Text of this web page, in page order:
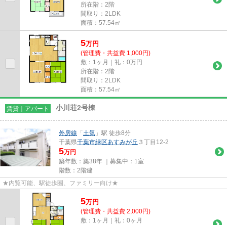
所在階：2階
間取り：2LDK
面積：57.54㎡
5万円
(管理費・共益費 1,000円)
敷：1ヶ月｜礼：0万円
所在階：2階
間取り：2LDK
面積：57.54㎡
賃貸｜アパート 小川荘2号棟
外房線 「 土気 」駅 徒歩8分
千葉県千葉市緑区あすみが丘 ３丁目12-2
5万円
築年数：築38年 ｜募集中： 1室
階数：2階建
★内覧可能、駅徒歩圏、ファミリー向け★
5万円
(管理費・共益費 2,000円)
敷：1ヶ月｜礼：0ヶ月